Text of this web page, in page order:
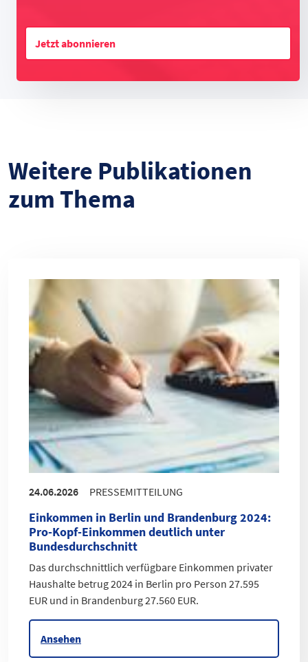
Jetzt abonnieren
Weitere Publikationen
zum Thema
24.06.2026 PRESSEMITTEILUNG
Einkommen in Berlin und Brandenburg 2024:
Pro-Kopf-Einkommen deutlich unter
Bundesdurchschnitt
Das durchschnittlich verfügbare Einkommen privater
Haushalte betrug 2024 in Berlin pro Person 27.595
EUR und in Brandenburg 27.560 EUR.
Ansehen